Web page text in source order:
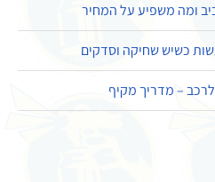
ומה משפיע על המחיר
כשיש שחיקה וסדקים
– מדריך מקיף